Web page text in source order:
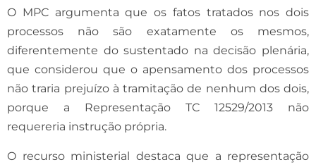
O MPC argumenta que os fatos tratados nos dois
processos não são exatamente os mesmos,
diferentemente do sustentado na decisão plenária,
que considerou que o apensamento dos processos
não traria prejuízo à tramitação de nenhum dos dois,
porque a Representação TC 12529/2013 não
requereria instrução própria.
O recurso ministerial destaca que a representação